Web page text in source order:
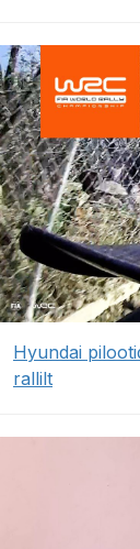
Hyundai
rallilt